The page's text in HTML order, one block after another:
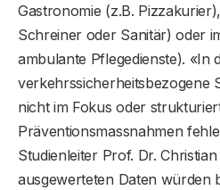
Gastronomie (z.B.
Schreiner oder Sanitär) oder
ambulante Pflegedienste). «In
verkehrssicherheitsbezogene
nicht im Fokus oder
Präventionsmassnahmen
Studienleiter Prof. Dr. Christian
ausgewerteten Daten würden